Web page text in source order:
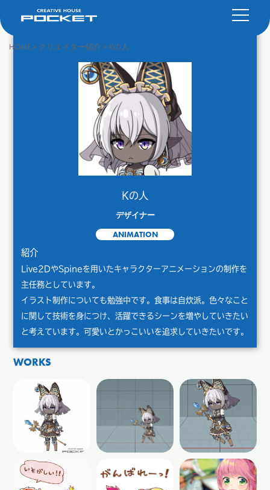
HOME> クリエイター紹介 > Kの人
Kの人
デザイナー
ANIMATION
紹介
Live2DやSpineを用いたキャラクターアニメーションの制作を
主任務としています。
イラスト制作についても勉強中です。食事は自炊派。色々なこと
に関して技術を身につけ、活躍できるシーンを増やしていきたい
と考えています。可愛いとかっこいいを追求していきたいです。
WORKS